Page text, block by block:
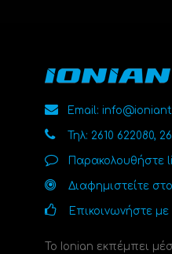
Email:
Τηλ: 2610 622080,
Παρακολουθήστε
Διαφημιστείτε
Επικοινωνήστε
Το Ionian εκπέμπει